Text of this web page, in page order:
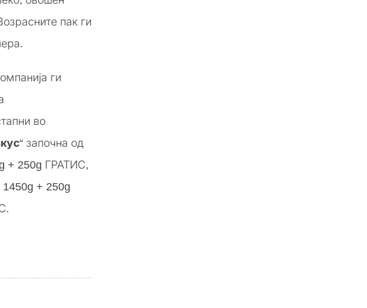
пак ги
ги
во
“ започна од
+ 250g ГРАТИС,
1450g + 250g